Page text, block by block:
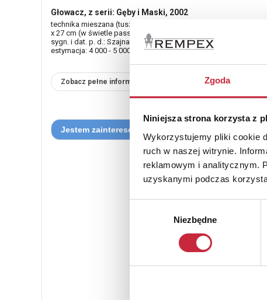
Zgoda
Niniejsza strona korzysta z
Wykorzystujemy pliki cookie
ruch w naszej witrynie.
reklamowym i analitycznym.
uzyskanymi podczas
Niezbędne
Głowacz, z serii: Gęby i Maski, 2002
technika mieszana (tusz lawowany, ołówek, kredka), papier; 21
x 27 cm (w świetle passe-partout);
sygn. i dat. p. d.: Szajna / 2002 (ołówkiem), opisany l. d.: G
estymacja: 4 000 - 5 000 zł
Zobacz pełne informacje